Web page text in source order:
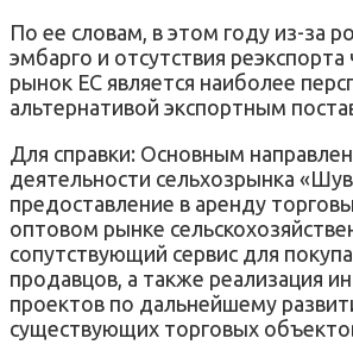
По ее словам, в этом году из-за
эмбарго и отсутствия
рынок ЕС является наиболее
альтернативой экспортным
Для справки: Основным
деятельности сельхозрынка
предоставление в аренду
оптовом рынке
сопутствующий сервис для
продавцов, а также реализация
проектов по дальнейшему
существующих торговых